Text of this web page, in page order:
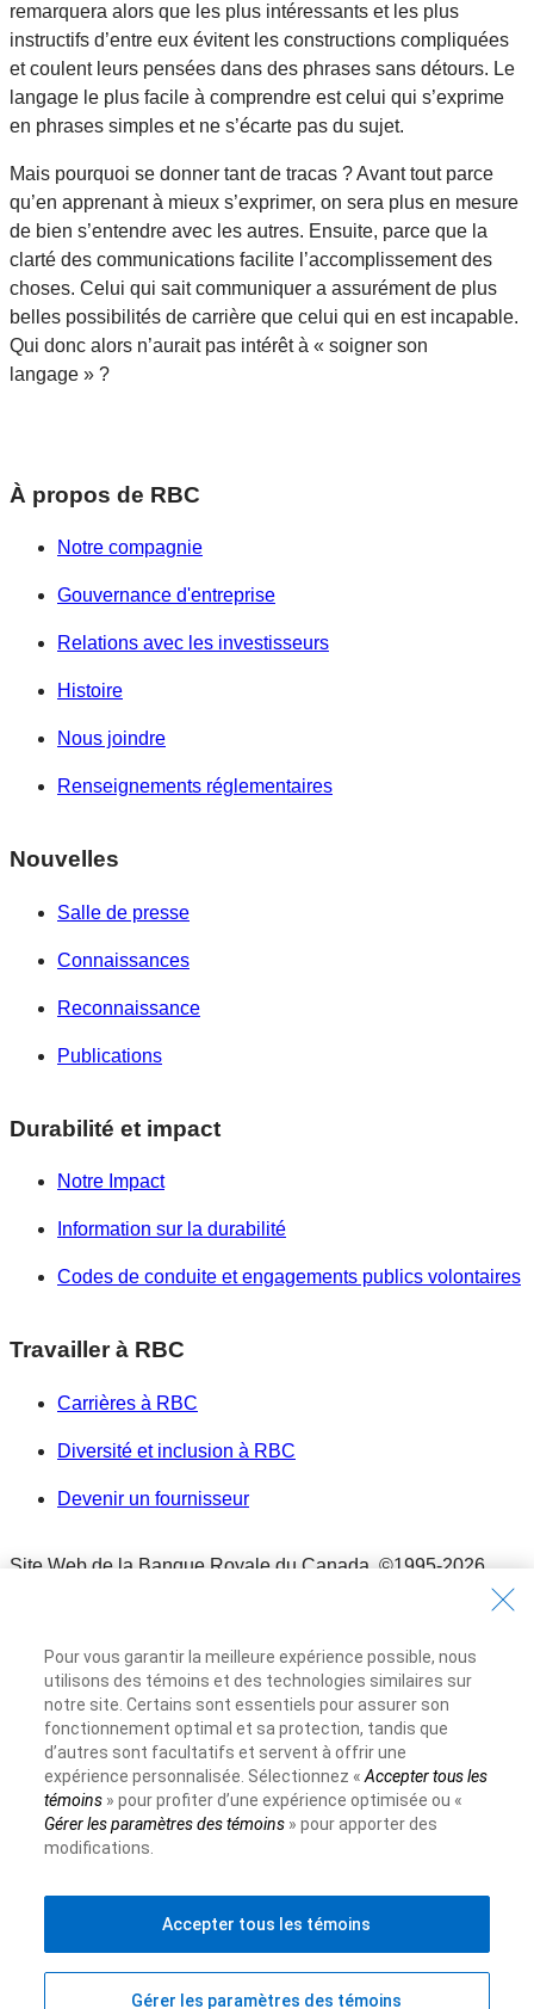
remarquera alors que les plus intéressants et les plus
instructifs d’entre eux évitent les constructions compliquées
et coulent leurs pensées dans des phrases sans détours. Le
langage le plus facile à comprendre est celui qui s’exprime
en phrases simples et ne s’écarte pas du sujet.
Mais pourquoi se donner tant de tracas ? Avant tout parce
qu’en apprenant à mieux s’exprimer, on sera plus en mesure
de bien s’entendre avec les autres. Ensuite, parce que la
clarté des communications facilite l’accomplissement des
choses. Celui qui sait communiquer a assurément de plus
belles possibilités de carrière que celui qui en est incapable.
Qui donc alors n’aurait pas intérêt à « soigner son
langage » ?
À propos de RBC
Notre compagnie
Gouvernance d'entreprise
Relations avec les investisseurs
Histoire
Nous joindre
Renseignements réglementaires
Nouvelles
Salle de presse
Connaissances
Reconnaissance
Publications
Durabilité et impact
Notre Impact
Information sur la durabilité
Codes de conduite et engagements publics volontaires
Travailler à RBC
Carrières à RBC
Diversité et inclusion à RBC
Devenir un fournisseur
Site Web de la Banque Royale du Canada,©1995-2026
Accessibilité
Accessibilité
Protection des renseignements et Sécurité
Protection des renseignements et Sécurité
Publicité et témoins
Publicité et témoins
Pour vous garantir la meilleure expérience possible, nous
utilisons des témoins et des technologies similaires sur
notre site. Certains sont essentiels pour assurer son
fonctionnement optimal et sa protection, tandis que
d’autres sont facultatifs et servent à offrir une
expérience personnalisée. Sélectionnez « Accepter tous les
témoins» pour profiter d’une expérience optimisée ou «
Gérer les paramètres des témoins» pour apporter des
modifications.
Gérer les paramètres des témoins
Accepter tous les témoins